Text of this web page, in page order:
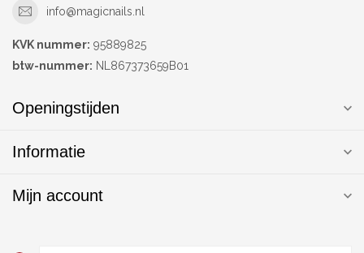
info@magicnails.nl
KVK nummer: 95889825
btw-nummer: NL867373659B01
Openingstijden
Informatie
Mijn account